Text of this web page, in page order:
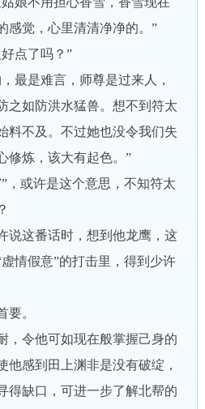
感觉，心里清清净净的。”
点了吗？”
是难言，师尊是过来人，
之如防洪水猛兽。想不到符太
料不及。不过她也没令我们失
修炼，该大有起色。”
或许是这个意思，不知符太
这番话时，想到他龙鹰，这
情假意”的打击里，得到少许
。
令他可如现在般掌握己身的
他感到田上渊非是没有破绽，
得缺口，可进一步了解北帮的